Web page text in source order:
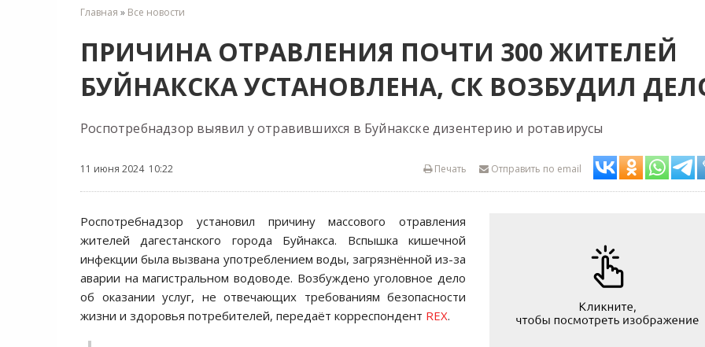
Главная » Все новости
ПРИЧИНА ОТРАВЛЕНИЯ ПОЧТИ 300 ЖИТЕЛЕЙ
БУЙНАКСКА УСТАНОВЛЕНА, СК ВОЗБУДИЛ
Роспотребнадзор выявил у отравившихся в Буйнакске дизентерию и ротавирусы
11 июня 2024 10:22 Отправить по email
Печать
Роспотребнадзор установил причину массового отравления
жителей дагестанского города Буйнакса. Вспышка кишечной
инфекции была вызвана употреблением воды, загрязнённой из-за
аварии на магистральном водоводе. Возбуждено уголовное дело
об оказании услуг, не отвечающих требованиям безопасности
жизни и здоровья потребителей, передаёт корреспондент REX.